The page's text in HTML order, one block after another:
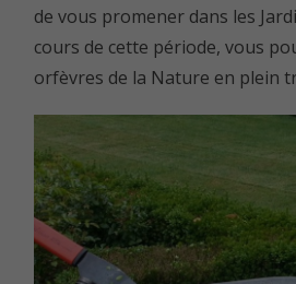
de vous promener dans les
cours de cette période, vous
orfèvres de la Nature en plein